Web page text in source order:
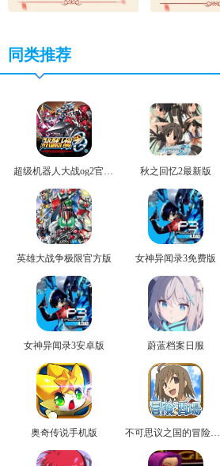
同类推荐
超级机器人大战og2官方版 秋之回忆2最新版
英雄大战争极限官方版 女神异闻录3免费版
女神异闻录3安卓版 蔚蓝档案日服
奥奇传说手机版 不可思议之国的冒险官方版